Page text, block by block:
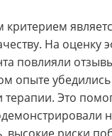
На оценку
повлияли
опыте
терапии. Это